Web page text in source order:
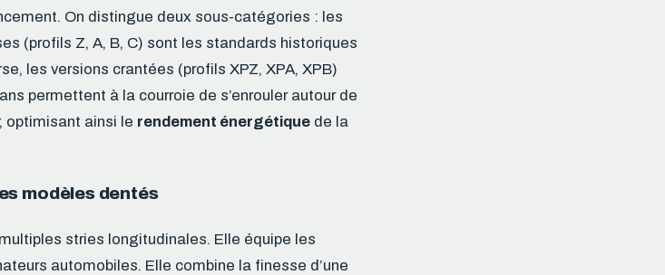
On distingue deux sous-catégories : les
(profils Z, A, B, C) sont les standards historiques
les versions crantées (profils XPZ, XPA, XPB)
permettent à la courroie de s’enrouler autour de
optimisant ainsi le rendement énergétique de la
modèles dentés
stries longitudinales. Elle équipe les
automobiles. Elle combine la finesse d’une